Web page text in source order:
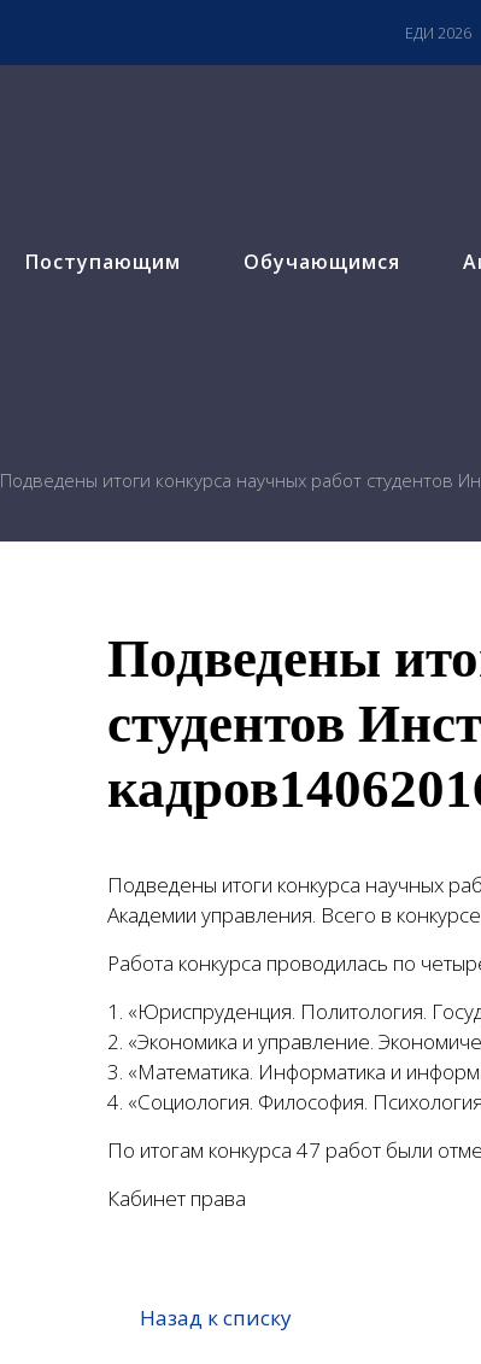
Поступающим Обучающимся
ЕДИ 2026
Подведены итоги конкурса научных работ студентов
Подведены
студентов
Подведены итоги конкурса научных
Академии управления. Всего в
Работа конкурса проводилась по
1. «Юриспруденция. Политология.
2. «Экономика и управление.
3. «Математика. Информатика и
4. «Социология. Философия.
По итогам конкурса 47 работ были
Кабинет права
Назад к списку